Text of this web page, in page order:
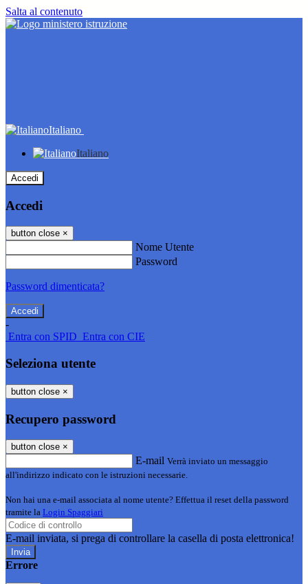
Salta al contenuto
Italiano
Italiano
Accedi
Accedi
button close ×
Nome Utente
Password
Password dimenticata?
-
Entra con SPID Entra con CIE
Seleziona utente
button close ×
Recupero password
button close ×
E-mail Verrà inviato un messaggio
all'indirizzo indicato con le istruzioni necessarie.
Non hai una e-mail associata al nome utente? Effettua il reset della password
tramite la Login Spaggiari
E-mail inviata, si prega di controllare la casella di posta elettronica!
Errore